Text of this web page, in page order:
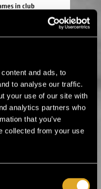
and ads, to
to analyse our traffic.
your use of our site with
analytics partners who
that you’ve
collected from your use
in club
presents
rhythms ›
its first
›